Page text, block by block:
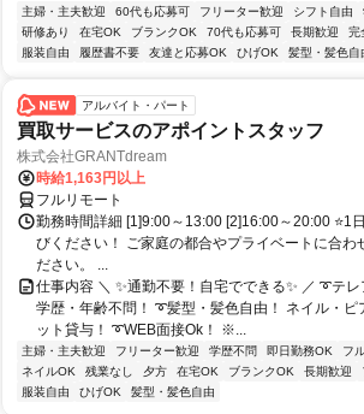
主婦・主夫歓迎 60代も応募可 フリーター歓迎 シフト自由
研修あり
在宅OK ブランクOK 70代も応募可 長期歓迎 完
服装自由
履歴書不要 友達と応募OK ひげOK 髪型・髪色自
アルバイト・パート
買取サービスのアポイントスタッフ
株式会社GRANTdream
時給1,163円以上
フルリモート
勤務時間詳細 [1]9:00～13:00 [2]16:00～20:00 ⭐1
びください！ ご家庭の都合やプライベートに合わ
ださい。 ...
仕事内容 ＼ ✨通勤不要！自宅でできる✨ ／ ➰テ
学歴・年齢不問！ ➰髪型・髪色自由！ ネイル・ピ
ット貸与！ ➰WEB面接Ok！ ※...
主婦・主夫歓迎 フリーター歓迎 学歴不問 即日勤務OK フ
ネイルOK
残業なし 夕方 在宅OK ブランクOK 長期歓迎
服装自由
ひげOK 髪型・髪色自由